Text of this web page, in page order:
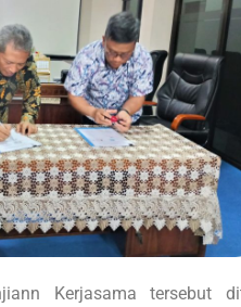
Kerjasama tersebut